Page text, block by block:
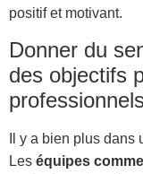
positif et motivant.
Donner du
des objectifs
professionnels
Il y a bien plus dans
Les équipes